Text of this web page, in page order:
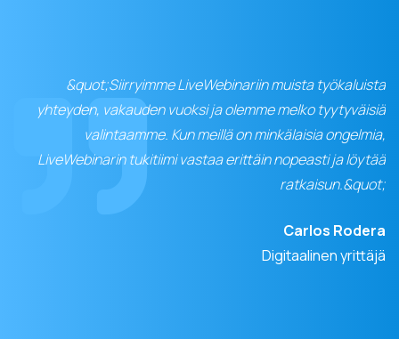
&quot;Siirryimme LiveWebinariin muista työkaluista
yhteyden, vakauden vuoksi ja olemme melko tyytyväisiä
valintaamme. Kun meillä on minkälaisia ongelmia,
LiveWebinarin tukitiimi vastaa erittäin nopeasti ja löytää
ratkaisun.&quot;
Carlos Rodera
Digitaalinen yrittäjä